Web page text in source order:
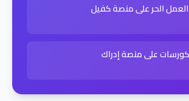
الحر على منصة كفيل